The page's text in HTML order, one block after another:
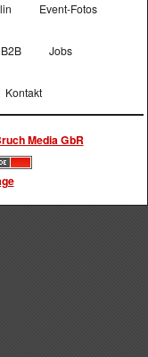
Event-Fotos
B2B Jobs
Kontakt
Media GbR